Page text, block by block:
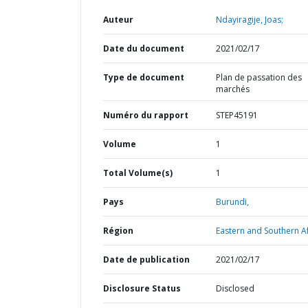
Auteur Ndayiragije, Joas;
Date du document 2021/02/17
Type de document
Plan de passation des
marchés
Numéro du rapport STEP45191
Volume 1
Total Volume(s) 1
Pays Burundi,
Région Eastern and Southern
Date de publication 2021/02/17
Disclosure Status Disclosed